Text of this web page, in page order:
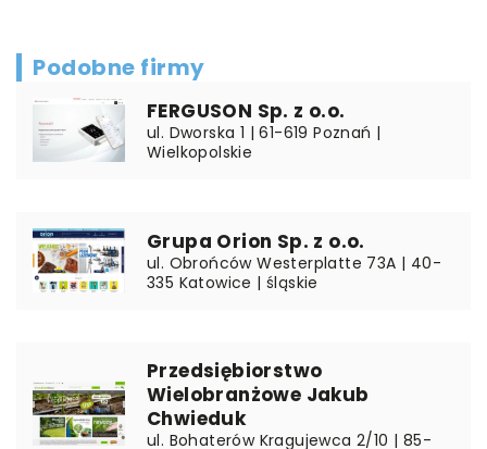
Podobne firmy
FERGUSON Sp. z o.o.
ul. Dworska 1 | 61-619 Poznań |
Wielkopolskie
Grupa Orion Sp. z o.o.
ul. Obrońców Westerplatte 73A | 40-
335 Katowice | śląskie
Przedsiębiorstwo
Wielobranżowe Jakub
Chwieduk
ul. Bohaterów Kragujewca 2/10 | 85-